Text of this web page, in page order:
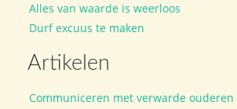
Alles van waarde is weerloos
Durf excuus te maken
Artikelen
Communiceren met verwarde ouderen